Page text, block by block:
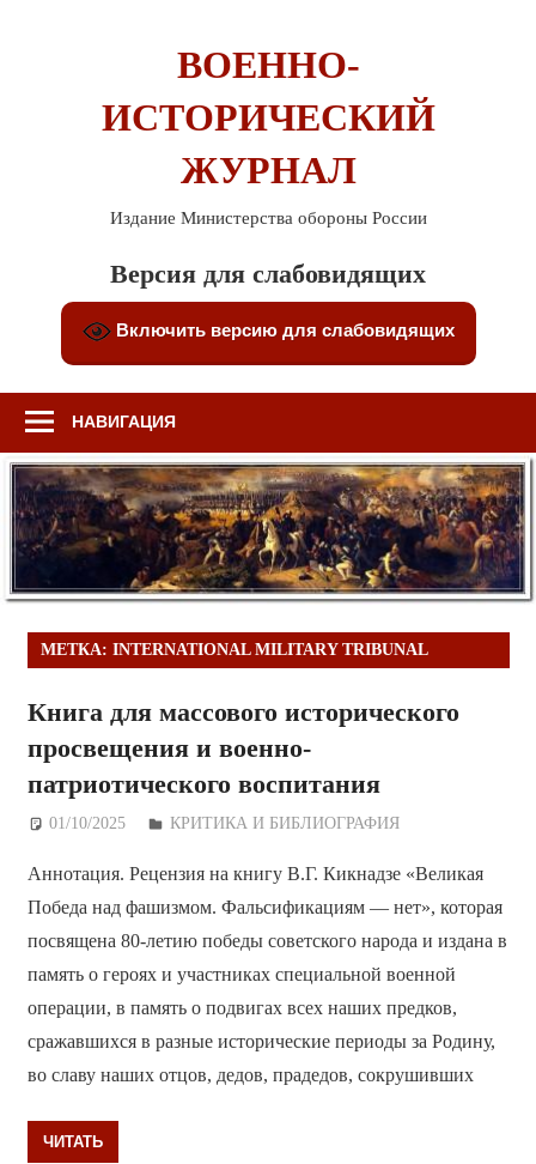
ВОЕННО-
ИСТОРИЧЕСКИЙ
ЖУРНАЛ
Издание Министерства обороны России
Версия для слабовидящих
Включить версию для слабовидящих
НАВИГАЦИЯ
МЕТКА: INTERNATIONAL MILITARY TRIBUNAL
Книга для массового исторического
просвещения и военно-
патриотического воспитания
01/10/2025 Дежурный по Редакции
КРИТИКА И БИБЛИОГРАФИЯ
Аннотация. Рецензия на книгу В.Г. Кикнадзе «Великая
Победа над фашизмом. Фальсификациям — нет», которая
посвящена 80-летию победы советского народа и издана в
память о героях и участниках специальной военной
операции, в память о подвигах всех наших предков,
сражавшихся в разные исторические периоды за Родину,
во славу наших отцов, дедов, прадедов, сокрушивших
ЧИТАТЬ